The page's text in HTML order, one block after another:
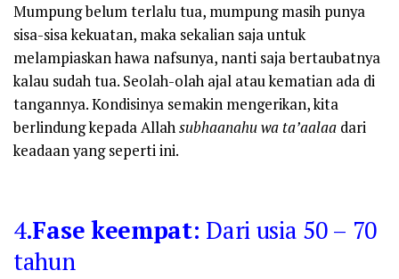
Mumpung belum terlalu tua, mumpung masih punya
sisa-sisa kekuatan, maka sekalian saja untuk
melampiaskan hawa nafsunya, nanti saja bertaubatnya
kalau sudah tua. Seolah-olah ajal atau kematian ada di
tangannya. Kondisinya semakin mengerikan, kita
berlindung kepada Allahsubhaanahu wa ta’aalaa dari
keadaan yang seperti ini.
4.Fase keempat: Dari usia 50 – 70
tahun